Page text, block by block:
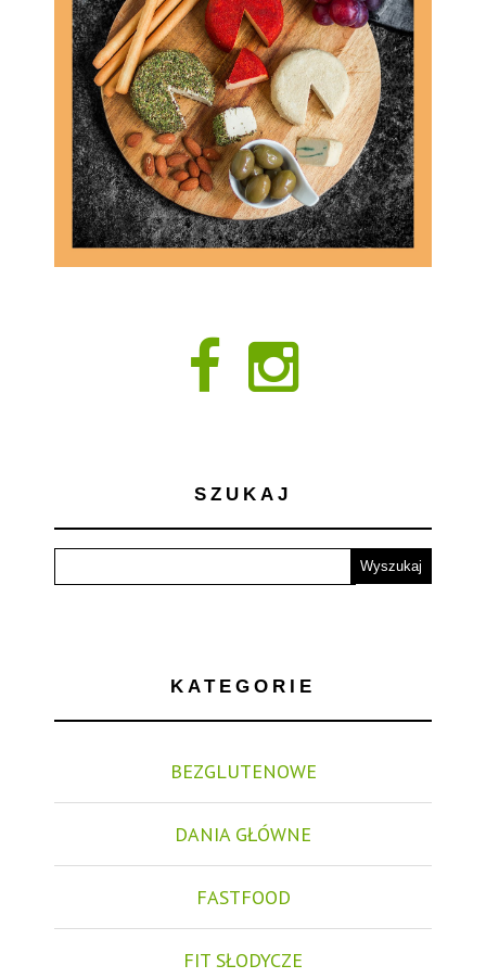
SZUKAJ
KATEGORIE
BEZGLUTENOWE
DANIA GŁÓWNE
FASTFOOD
FIT SŁODYCZE